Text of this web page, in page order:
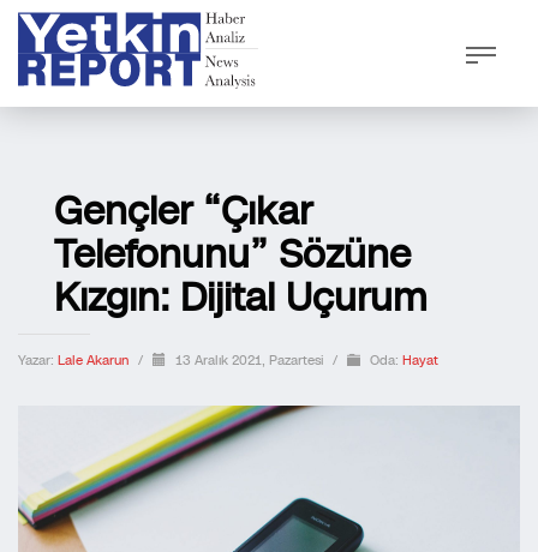
Gençler “Çıkar
Telefonunu” Sözüne
Kızgın: Dijital Uçurum
Yazar: Lale Akarun / 13 Aralık 2021, Pazartesi / Oda: Hayat